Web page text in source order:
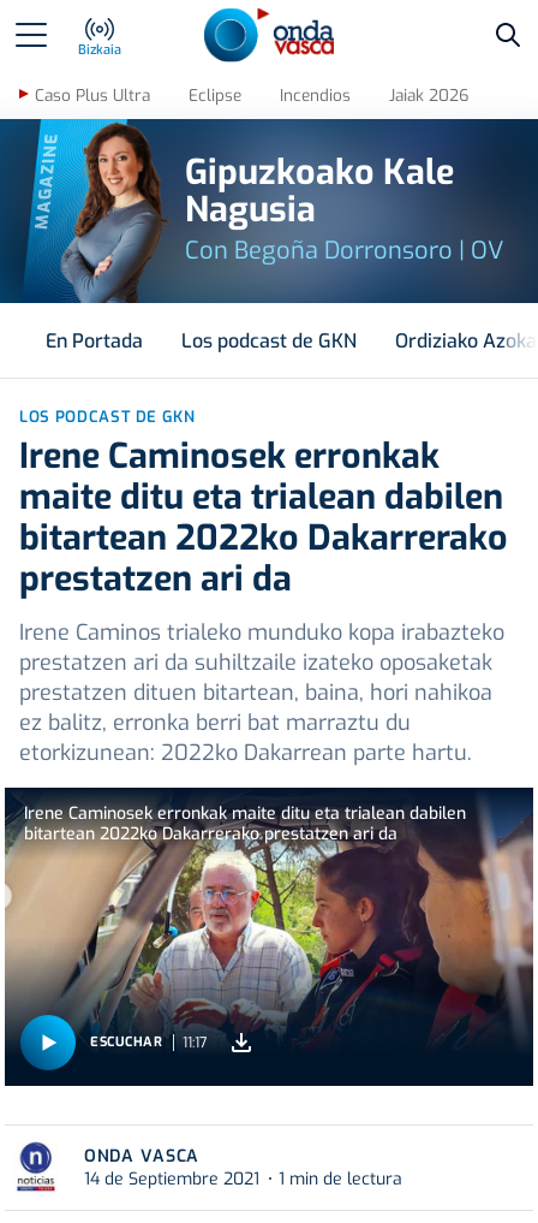
Bizkaia
Caso Plus Ultra Eclipse Incendios Jaiak 2026
MAGAZINE
Gipuzkoako Kale
Nagusia
Con Begoña Dorronsoro | OV
En Portada Los podcast de GKN Ordiziako Azoka
LOS PODCAST DE GKN
Irene Caminosek erronkak
maite ditu eta trialean dabilen
bitartean 2022ko Dakarrerako
prestatzen ari da
Irene Caminos trialeko munduko kopa irabazteko
prestatzen ari da suhiltzaile izateko oposaketak
prestatzen dituen bitartean, baina, hori nahikoa
ez balitz, erronka berri bat marraztu du
etorkizunean: 2022ko Dakarrean parte hartu.
Irene Caminosek erronkak maite ditu eta trialean dabilen
bitartean 2022ko Dakarrerako prestatzen ari da
ESCUCHAR 11:17
ONDA VASCA
14 de Septiembre 2021
1 min de lectura